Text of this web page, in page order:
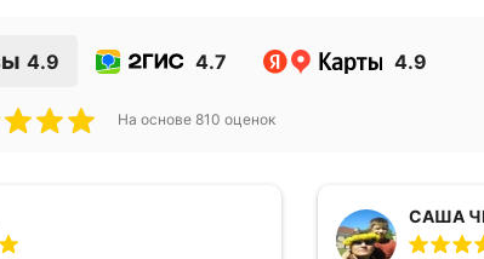
4.9 4.7 4.9
На основе 810 оценок
СAША